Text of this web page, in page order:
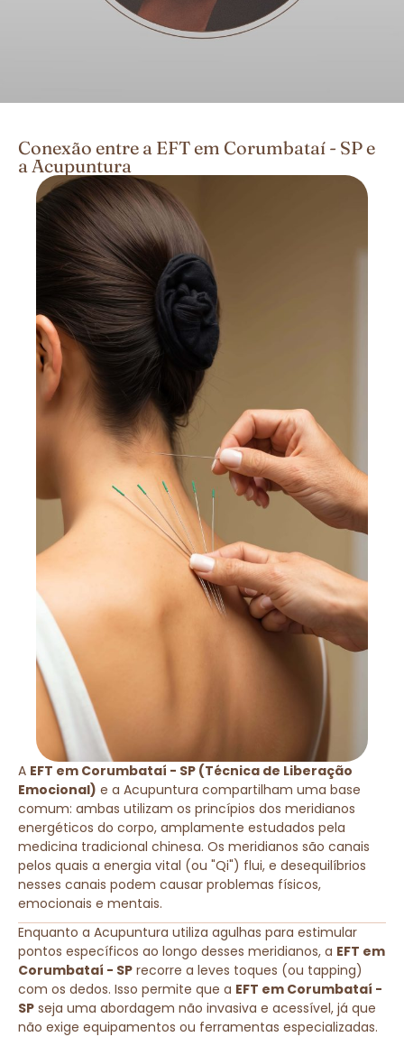
Conexão entre a EFT em Corumbataí - SP e
a Acupuntura
A EFT em Corumbataí - SP (Técnica de Liberação
Emocional) e a Acupuntura compartilham uma base
comum: ambas utilizam os princípios dos meridianos
energéticos do corpo, amplamente estudados pela
medicina tradicional chinesa. Os meridianos são canais
pelos quais a energia vital (ou "Qi") flui, e desequilíbrios
nesses canais podem causar problemas físicos,
emocionais e mentais.
Enquanto a Acupuntura utiliza agulhas para estimular
pontos específicos ao longo desses meridianos, a EFT em
Corumbataí - SP recorre a leves toques (ou tapping)
com os dedos. Isso permite que a EFT em Corumbataí -
SP seja uma abordagem não invasiva e acessível, já que
não exige equipamentos ou ferramentas especializadas.